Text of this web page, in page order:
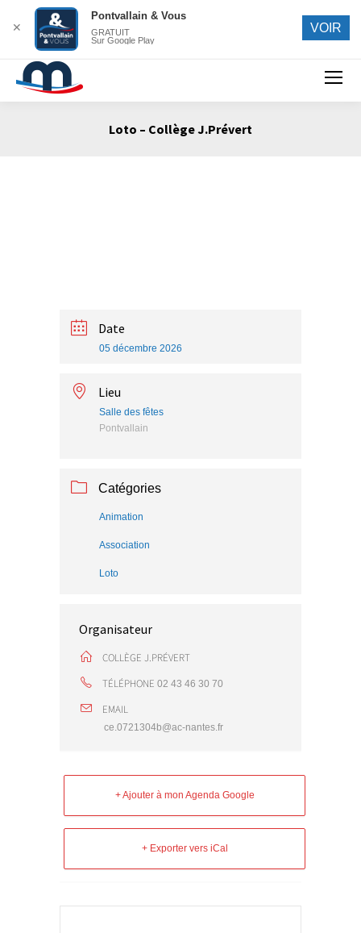
Loto – Collège J.Prévert
Date
05 décembre 2026
Lieu
Salle des fêtes
Pontvallain
Catégories
Animation
Association
Loto
Organisateur
COLLÈGE J.PRÉVERT
TÉLÉPHONE 02 43 46 30 70
EMAIL
ce.0721304b@ac-nantes.fr
+ Ajouter à mon Agenda Google
+ Exporter vers iCal
✕
Pontvallain & Vous
GRATUIT
Sur Google Play
VOIR